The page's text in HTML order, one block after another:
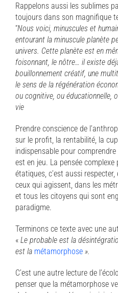
Rappelons aussi les sublimes
toujours dans son magnifique
“Nous voici, minuscules et
entourant la minuscule planète
univers. Cette planète est en
foisonnant, le nôtre… il existe
bouillonnement créatif, une
le sens de la régénération
ou cognitive, ou éducationnelle,
vie
Prendre conscience de
sur le profit, la rentabilité, la
indispensable pour
est en jeu. La pensée
étatiques, c’est aussi
ceux qui agissent, dans les
et tous les citoyens qui sont
paradigme.
Terminons ce texte avec une
« Le probable est la
est la métamorphose ».
C’est une autre lecture de
penser que la métamorphose